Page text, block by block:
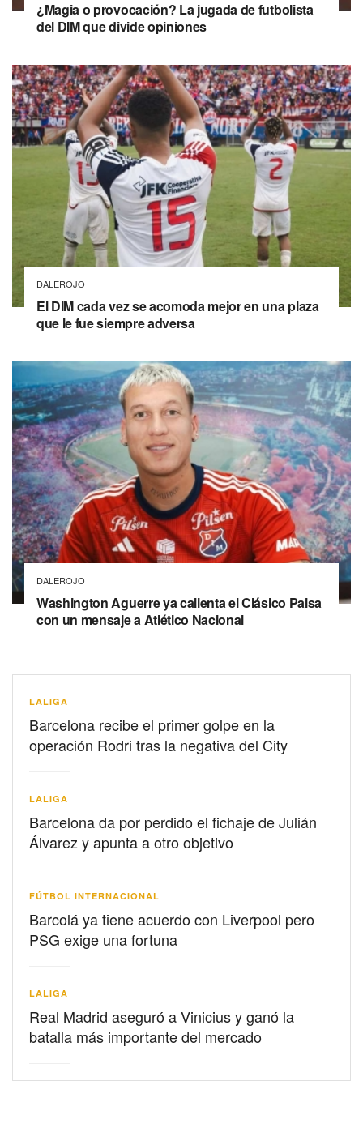
¿Magia o provocación? La jugada de futbolista
del DIM que divide opiniones
DALEROJO
El DIM cada vez se acomoda mejor en una plaza
que le fue siempre adversa
DALEROJO
Washington Aguerre ya calienta el Clásico Paisa
con un mensaje a Atlético Nacional
LALIGA
Barcelona recibe el primer golpe en la
operación Rodri tras la negativa del City
LALIGA
Barcelona da por perdido el fichaje de Julián
Álvarez y apunta a otro objetivo
FÚTBOL INTERNACIONAL
Barcolá ya tiene acuerdo con Liverpool pero
PSG exige una fortuna
LALIGA
Real Madrid aseguró a Vinicius y ganó la
batalla más importante del mercado